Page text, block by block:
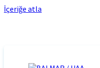
İçeriğe atla